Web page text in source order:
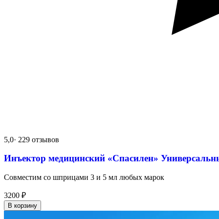
5,0· 229 отзывов
Инъектор медицинский «Спасилен»
Совместим со шприцами 3 и 5 мл любых марок
3200 ₽
В корзину